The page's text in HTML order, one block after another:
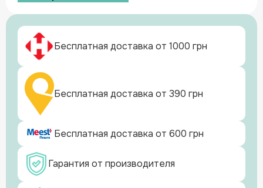
Бесплатная доставка от 1000 грн
Бесплатная доставка от 390 грн
Бесплатная доставка от 600 грн
Гарантия от производителя